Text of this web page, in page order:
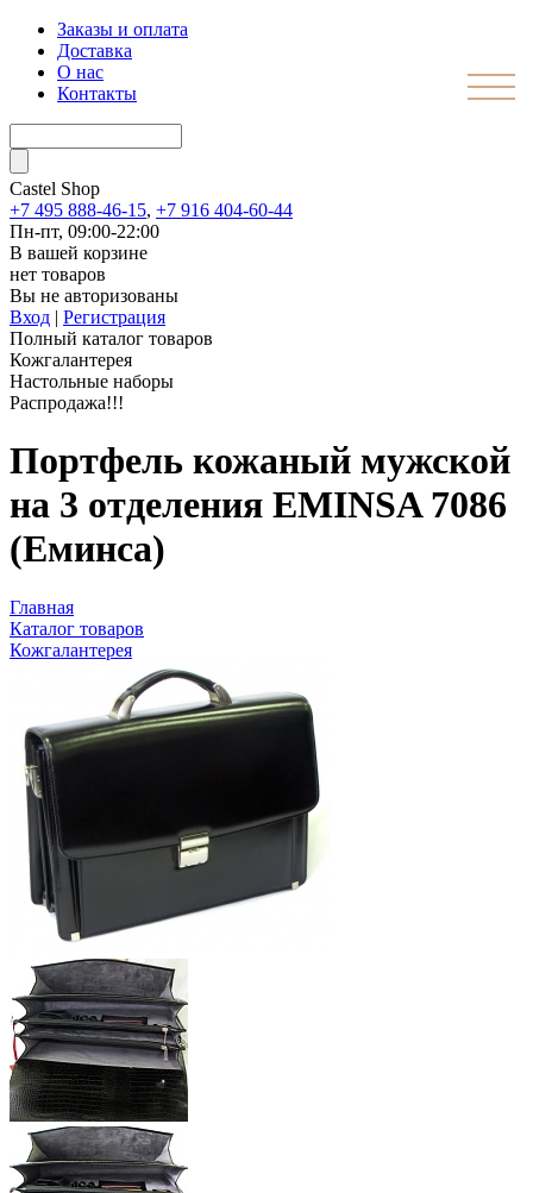
Заказы и оплата
Доставка
О нас
Контакты
Castel Shop
+7 495 888-46-15, +7 916 404-60-44
Пн-пт, 09:00-22:00
В вашей корзине
нет товаров
Вы не авторизованы
Вход | Регистрация
Полный каталог товаров
Кожгалантерея
Настольные наборы
Распродажа!!!
Портфель кожаный мужской
на 3 отделения EMINSA 7086
(Еминса)
Главная
Каталог товаров
Кожгалантерея